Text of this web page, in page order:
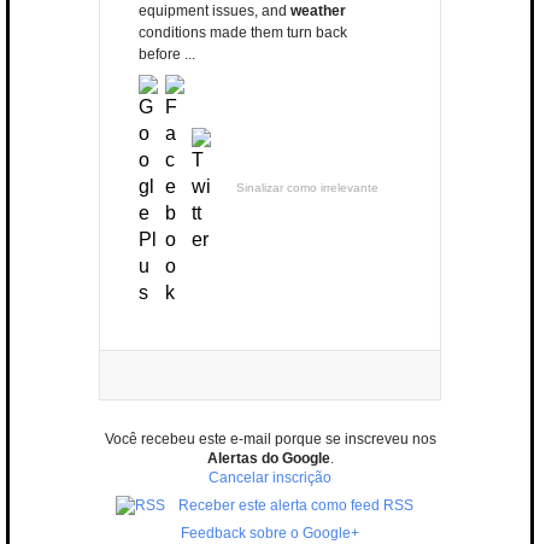
equipment issues, and weather
conditions made them turn back
before ...
Sinalizar como irrelevante
Você recebeu este e-mail porque se inscreveu nos
Alertas do Google.
Cancelar inscrição
Receber este alerta como feed RSS
Feedback sobre o Google+